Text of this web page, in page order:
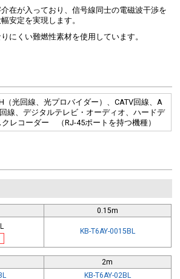
在が入っており、信号線同士の電磁波干渉を
安定を実現します。
にくい難燃性素材を使用しています。
（光回線、光プロバイダー）、CATV回線、A
線、デジタルテレビ・オーディオ、ハードデ
クレコーダー （RJ-45ポートを持つ機種）
0.15m
KB-T6AY-0015BL
2m
KB-T6AY-02BL